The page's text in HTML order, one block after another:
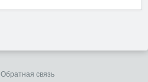
Обратная связь